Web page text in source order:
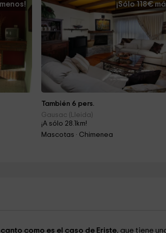
¡Sólo 118€
También 6 pers.
Gausac (Lleida)
¡A sólo 28.1km!
Mascotas · Chimenea
como es el caso de Eriste, que tiene